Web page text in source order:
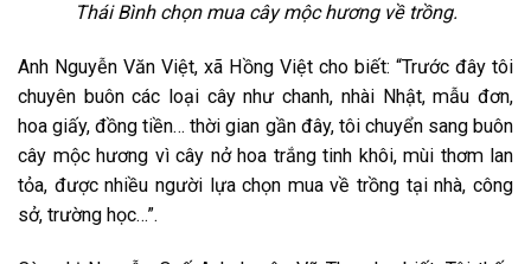
Thái Bình chọn mua cây mộc hương về trồng.
Anh Nguyễn Văn Việt, xã Hồng Việt cho biết: “Trước đây tôi
chuyên buôn các loại cây như chanh, nhài Nhật, mẫu đơn,
hoa giấy, đồng tiền… thời gian gần đây, tôi chuyển sang buôn
cây mộc hương vì cây nở hoa trắng tinh khôi, mùi thơm lan
tỏa, được nhiều người lựa chọn mua về trồng tại nhà, công
sở, trường học…”.